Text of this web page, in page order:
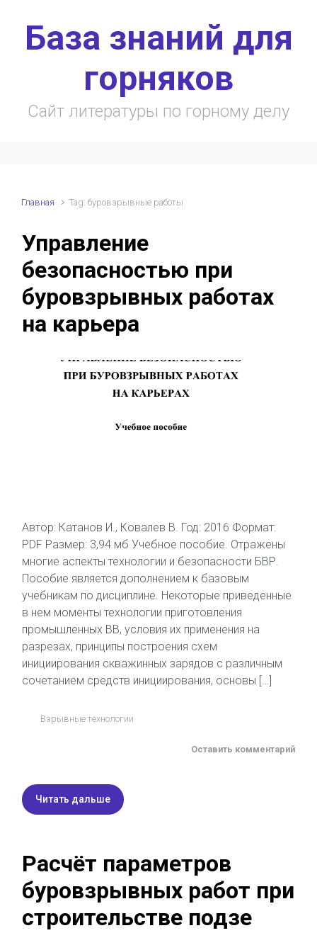
База знаний для
горняков
Сайт литературы по горному делу
Главная Tag: буровзрывные работы
Управление
безопасностью при
буровзрывных работах
на карьера
Автор: Катанов И., Ковалев В. Год: 2016 Формат:
PDF Размер: 3,94 мб Учебное пособие. Отражены
многие аспекты технологии и безопасности БВР.
Пособие является дополнением к базовым
учебникам по дисциплине. Некоторые приведенные
в нем моменты технологии приготовления
промышленных ВВ, условия их применения на
разрезах, принципы построения схем
инициирования скважинных зарядов с различным
сочетанием средств инициирования, основы […]
Взрывные технологии
Оставить комментарий
Читать дальше
Расчёт параметров
буровзрывных работ при
строительстве подзе